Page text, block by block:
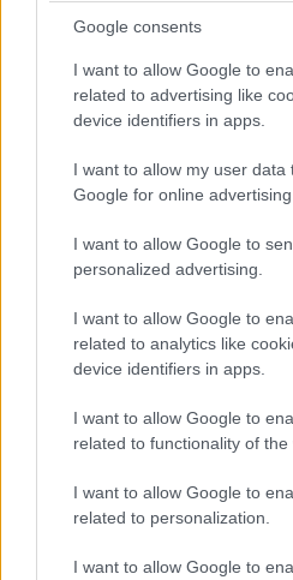
Google consents
I want to allow Google to
related to advertising like
device identifiers in apps.
I want to allow my user data
Google for online
I want to allow Google to
personalized advertising.
I want to allow Google to
related to analytics like
device identifiers in apps.
I want to allow Google to
related to functionality of the
I want to allow Google to
related to personalization.
I want to allow Google to
LIFESTYLE 07·08·2026 18:48
Ξεσπά ο Χρήστος Δάντης: